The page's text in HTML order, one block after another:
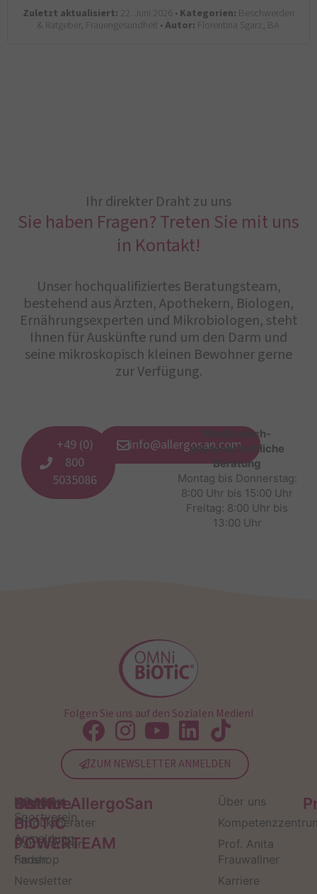
Zuletzt aktualisiert: 22. Juni 2026 •Kategorien: Beschwerden
& Ratgeber, Frauengesundheit •Autor: Florentina Sgarz, BA
Ihr direkter Draht zu uns
Sie haben Fragen? Treten Sie mit uns
in Kontakt!
Unser hochqualifiziertes Beratungsteam,
bestehend aus Ärzten, Apothekern, Biologen,
Ernährungsexperten und Mikrobiologen, steht
Ihnen für Auskünfte rund um den Darm und
seine mikroskopisch kleinen Bewohner gerne
zur Verfügung.
+49 (0)
800
5035086
info@allergosan.com
Medizinisch-
wissenschaftliche
Beratung
Montag bis Donnerstag:
8:00 Uhr bis 15:00 Uhr
Freitag: 8:00 Uhr bis
13:00 Uhr
Folgen Sie uns auf den Sozialen Medien!
ZUM NEWSLETTER ANMELDEN
Service
Kontakt
Produktberater
Darmberater
finden
Newsletter
OMNi-
BiOTiC
POWERTEAM
Infos zum
Sportverein
Anmeldung
Fanshop
Institut AllergoSan
Über uns
Prof. Anita
Frauwallner
Karriere